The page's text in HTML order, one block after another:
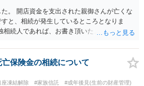
。 開店資金を支出された親御さんが亡くな
と、相続が発生しているところとなりま
相続人であれば、お書き頂いたような方法で
であれば、他の相続人との協議が必要とな
該点とは別にご主人から貸付ではなく贈与で
がございます。 その場合には、貸付であるこ
け積み重ねることが出来るか、というとこ
保険金の相続について
座凍結解除 #家族信託 #成年後見(生前の財産管理)